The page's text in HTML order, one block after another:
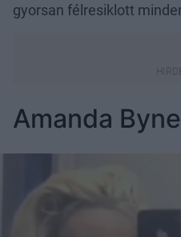
gyorsan félresiklott
Amanda